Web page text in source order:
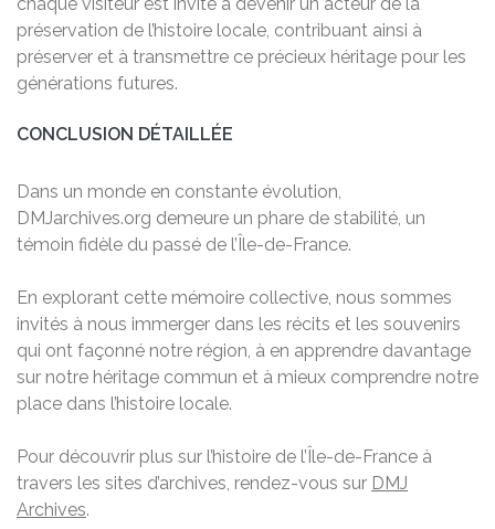
chaque visiteur est invité à devenir un acteur de la
préservation de l’histoire locale, contribuant ainsi à
préserver et à transmettre ce précieux héritage pour les
générations futures.
CONCLUSION DÉTAILLÉE
Dans un monde en constante évolution,
DMJarchives.org demeure un phare de stabilité, un
témoin fidèle du passé de l’Île-de-France.
En explorant cette mémoire collective, nous sommes
invités à nous immerger dans les récits et les souvenirs
qui ont façonné notre région, à en apprendre davantage
sur notre héritage commun et à mieux comprendre notre
place dans l’histoire locale.
Pour découvrir plus sur l’histoire de l’Île-de-France à
travers les sites d’archives, rendez-vous sur DMJ
Archives.